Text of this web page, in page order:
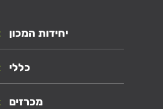
יחידות המכון
כללי
מכרזים